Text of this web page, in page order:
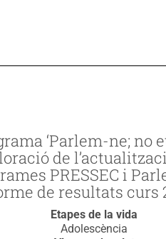
‘Parlem-ne; no
de
PRESSEC i
de resultats curs
Etapes de la vida
Adolescència